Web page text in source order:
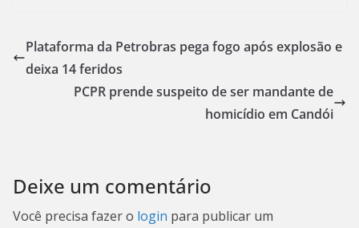
Plataforma da Petrobras pega fogo após explosão e
deixa 14 feridos
PCPR prende suspeito de ser mandante de
homicídio em Candói
Deixe um comentário
Você precisa fazer o login para publicar um